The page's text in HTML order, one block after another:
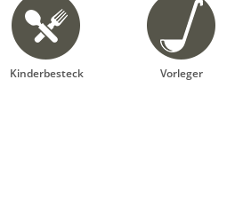
Kinderbesteck Vorleger